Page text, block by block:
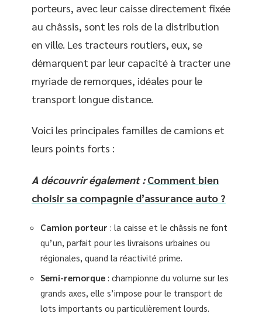
porteurs, avec leur caisse directement fixée
au châssis, sont les rois de la distribution
en ville. Les tracteurs routiers, eux, se
démarquent par leur capacité à tracter une
myriade de remorques, idéales pour le
transport longue distance.
Voici les principales familles de camions et
leurs points forts :
A découvrir également : Comment bien
choisir sa compagnie d’assurance auto ?
Camion porteur : la caisse et le châssis ne font
qu’un, parfait pour les livraisons urbaines ou
régionales, quand la réactivité prime.
Semi-remorque : championne du volume sur les
grands axes, elle s’impose pour le transport de
lots importants ou particulièrement lourds.